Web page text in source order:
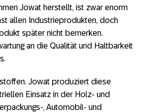
Jowat herstellt, ist zwar enorm
allen Industrieprodukten, doch
später nicht bemerken.
an die Qualität und Haltbarkeit
Jowat produziert diese
Einsatz in der Holz- und
, Automobil- und